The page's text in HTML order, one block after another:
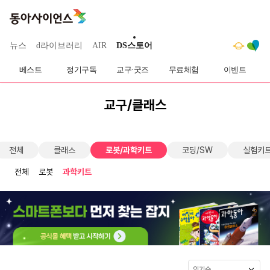
뉴스 d라이브러리 AIR DS스토어
베스트 정기구독 교구·굿즈 무료체험 이벤트
교구/클래스
전체 클래스 로봇/과학키트 코딩/SW 실험키
전체 로봇 과학키트